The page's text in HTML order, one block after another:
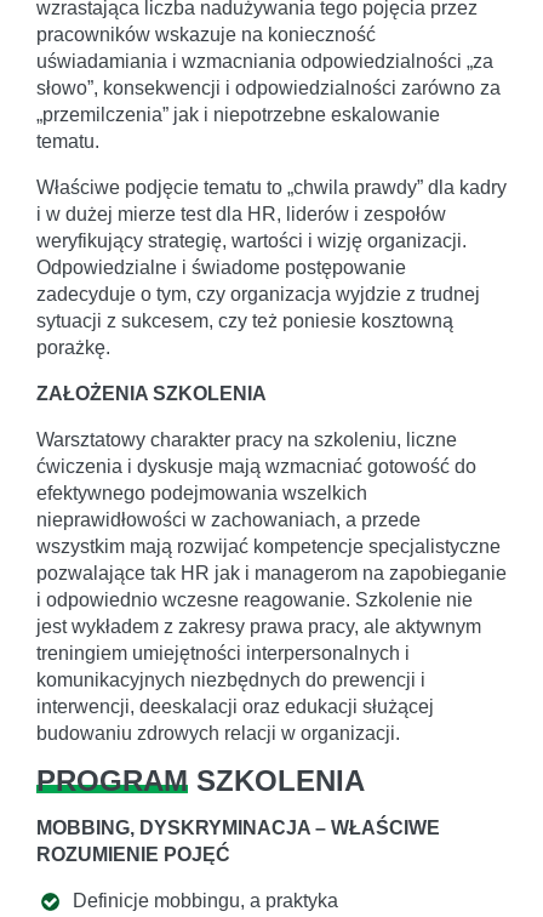
wzrastająca liczba nadużywania tego pojęcia przez
pracowników wskazuje na konieczność
uświadamiania i wzmacniania odpowiedzialności „za
słowo”, konsekwencji i odpowiedzialności zarówno za
„przemilczenia” jak i niepotrzebne eskalowanie
tematu.
Właściwe podjęcie tematu to „chwila prawdy” dla kadry
i w dużej mierze test dla HR, liderów i zespołów
weryfikujący strategię, wartości i wizję organizacji.
Odpowiedzialne i świadome postępowanie
zadecyduje o tym, czy organizacja wyjdzie z trudnej
sytuacji z sukcesem, czy też poniesie kosztowną
porażkę.
ZAŁOŻENIA SZKOLENIA
Warsztatowy charakter pracy na szkoleniu, liczne
ćwiczenia i dyskusje mają wzmacniać gotowość do
efektywnego podejmowania wszelkich
nieprawidłowości w zachowaniach, a przede
wszystkim mają rozwijać kompetencje specjalistyczne
pozwalające tak HR jak i managerom na zapobieganie
i odpowiednio wczesne reagowanie. Szkolenie nie
jest wykładem z zakresy prawa pracy, ale aktywnym
treningiem umiejętności interpersonalnych i
komunikacyjnych niezbędnych do prewencji i
interwencji, deeskalacji oraz edukacji służącej
budowaniu zdrowych relacji w organizacji.
PROGRAM SZKOLENIA
MOBBING, DYSKRYMINACJA – WŁAŚCIWE
ROZUMIENIE POJĘĆ
Definicje mobbingu, a praktyka